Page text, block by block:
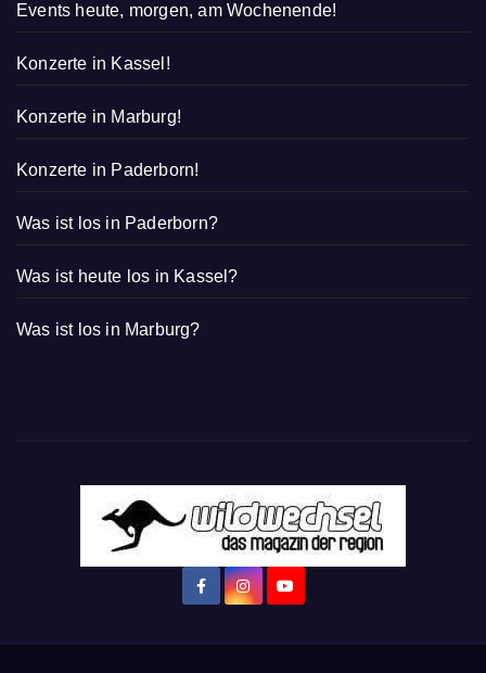
Events heute, morgen, am Wochenende!
Konzerte in Kassel!
Konzerte in Marburg!
Konzerte in Paderborn!
Was ist los in Paderborn?
Was ist heute los in Kassel?
Was ist los in Marburg?